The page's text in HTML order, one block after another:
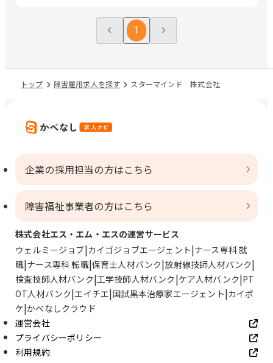
1
トップ 障害雇用求人を探す スターマインド 株式会社
企業の採用担当の方はこちら
障害福祉事業者の方はこちら
株式会社エス・エム・エスの運営サービス
ウェルミージョブ カイゴジョブエージェント ナース専科 就
職 ナース専科 転職 保育士人材バンク 放射線技師人材バンク
検査技師人材バンク 工学技師人材バンク ケア人材バンク PT
OT人材バンク エイチエ 国試黒本治療家エージェント カイポ
ケ かべなしクラウド
運営会社
プライバシーポリシー
利用規約